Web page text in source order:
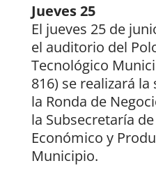
Jueves 25
El jueves 25 de
el auditorio del
Tecnológico
816) se realizará
la Ronda de
la Subsecretaría
Económico y
Municipio.